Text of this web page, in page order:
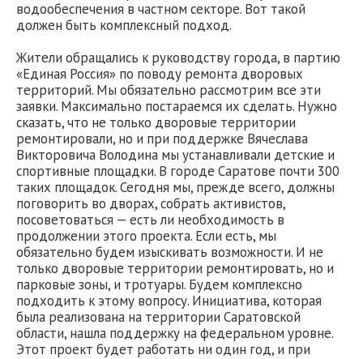
водообеспечения в частном секторе. Вот такой
должен быть комплексный подход.
Жители обращались к руководству города, в партию
«Единая Россия» по поводу ремонта дворовых
территорий. Мы обязательно рассмотрим все эти
заявки. Максимально постараемся их сделать. Нужно
сказать, что не только дворовые территории
ремонтировали, но и при поддержке Вячеслава
Викторовича Володина мы устанавливали детские и
спортивные площадки. В городе Саратове почти 300
таких площадок. Сегодня мы, прежде всего, должны
поговорить во дворах, собрать активистов,
посоветоваться — есть ли необходимость в
продолжении этого проекта. Если есть, мы
обязательно будем изыскивать возможности. И не
только дворовые территории ремонтировать, но и
парковые зоны, и тротуары. Будем комплексно
подходить к этому вопросу. Инициатива, которая
была реализована на территории Саратовской
области, нашла поддержку на федеральном уровне.
Этот проект будет работать ни один год, и при